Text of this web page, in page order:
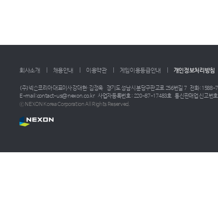
회사소개 채용안내 이용약관 게임이용등급안내 개인정보처리방침
(주)넥슨코리아 대표이사 강대현·김정욱 경기도 성남시 분당구판교로 256번길 7 전화: 1588-
E-mail:contact-us@nexon.co.kr 사업자등록번호 : 220-87-17483호 통신판매업 신고번
ⓒ NEXON Korea Corporation All Rights Reserved.